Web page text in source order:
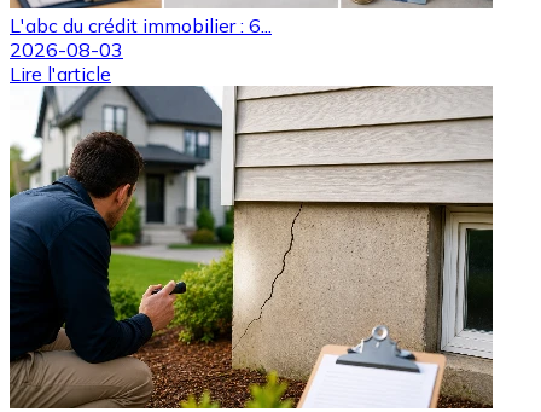
L'abc du crédit immobilier : 6...
2026-08-03
Lire l'article